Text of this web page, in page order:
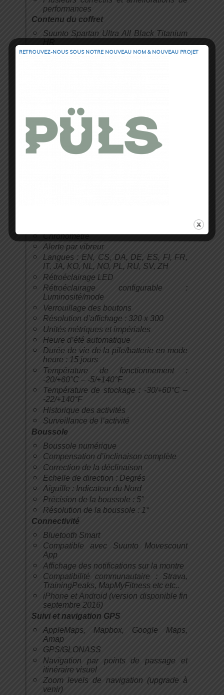
performances
Contenu du coffret
Suunto Spartan Ultra All Black Titanium
Suunto Smart Sensor
Dimensions : 50 x 50 x 17 mm
Poids : 73g
Matériau de la lunette : Lunette en titane
de grade aérospatial
Matériau du verre : Cristal de saphir
Chronomètre
Alerte par vibreur
Langues : EN, CS, DA, DE, ES, FI, FR,
IT, JA, KO, NL, NO, PL, RU, SV, ZH
Rétroéclairage LED
Rétroéclairage configurable :
Luminosité/mode
Verrouillage des boutons
Résolution d’affichage : 320 x 300
Unités métriques et impériales
Heure d’été automatique
Durée de vie de la pile/batterie en mode
heure : 15 jours
Température de fonctionnement :
-20/+60°C – -5/+140°F
Température de stockage : -30/+60°C –
-22/+140°F
Historique des activités
Surveillance de l’activité
Boussole
Boussole numérique
Compensation d’inclinaison complète
Correction de la déclinaison
Echelle de direction : Degrés
Aiguille : Indicateur du Nord
Précision de la boussole : 5°
Résolution de la boussole : 1°
Connectivité
Bluetooth Smart
Compatible avec Suunto Movescount
App
Affichage des notifications sur la montre
Compatibilité communautaire : Strava,
TrainingPeaks, MapMyFitness etc etc..
iPhone et Android (version disponible fin
septembre 2016)
Suivi et navigation GPS
AppleMaps, Mapbox, Google Maps,
Amap
GPS/GLONASS
Navigation par points de passage et
itinéraire visuel
Zoom levels de navigation (upgrade à
venir)
RETROUVEZ-NOUS SOUS NOTRE NOUVEAU NOM & NOUVEAU PROJET